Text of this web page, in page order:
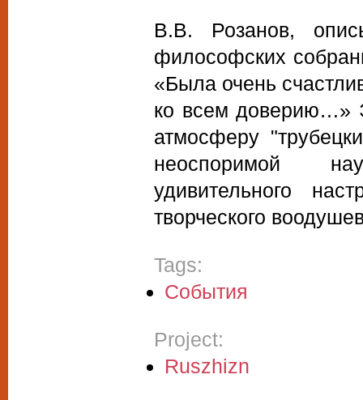
В.В. Розанов,
философских
«Была очень
ко всем доверию…»
атмосферу
неоспоримой
удивительного
творческого
Tags:
События
Project:
Ruszhizn